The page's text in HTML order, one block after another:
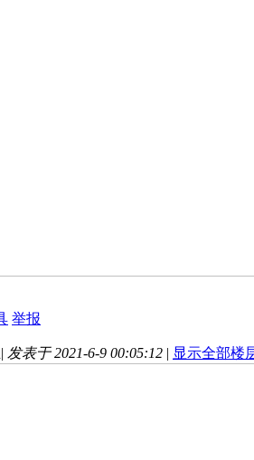
举报
| 发表于 2021-6-9 00:05:12 | 显示全部楼